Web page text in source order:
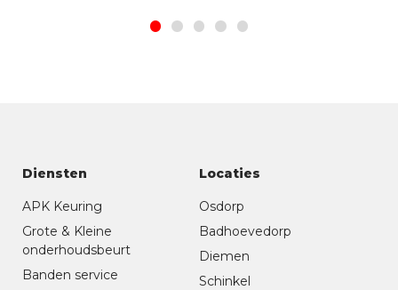
Diensten
APK Keuring
Grote & Kleine
onderhoudsbeurt
Banden service
Locaties
Osdorp
Badhoevedorp
Diemen
Schinkel